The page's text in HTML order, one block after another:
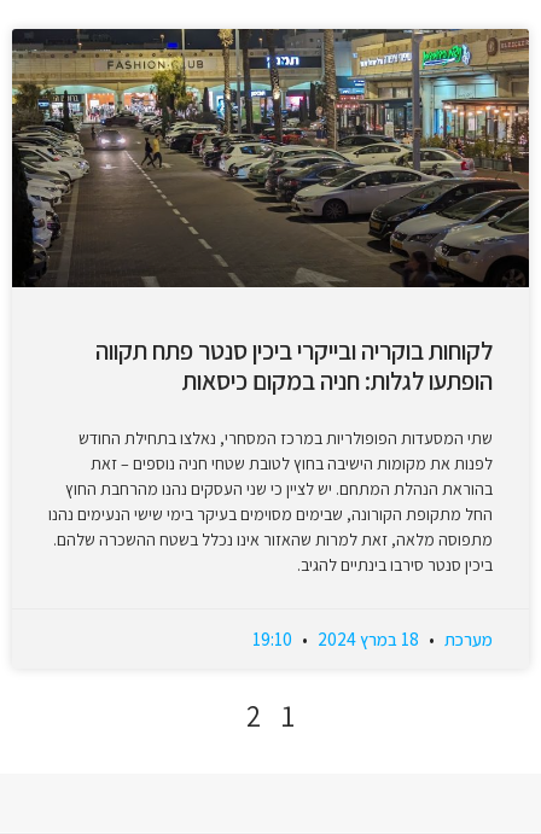
לקוחות בוקריה ובייקרי ביכין סנטר פתח תקווה
הופתעו לגלות: חניה במקום כיסאות
שתי המסעדות הפופולריות במרכז המסחרי, נאלצו בתחילת החודש
לפנות את מקומות הישיבה בחוץ לטובת שטחי חניה נוספים – זאת
בהוראת הנהלת המתחם. יש לציין כי שני העסקים נהנו מהרחבת החוץ
החל מתקופת הקורונה, שבימים מסוימים בעיקר בימי שישי הנעימים נהנו
מתפוסה מלאה, זאת למרות שהאזור אינו נכלל בשטח ההשכרה שלהם.
ביכין סנטר סירבו בינתיים להגיב.
מערכת
1
2